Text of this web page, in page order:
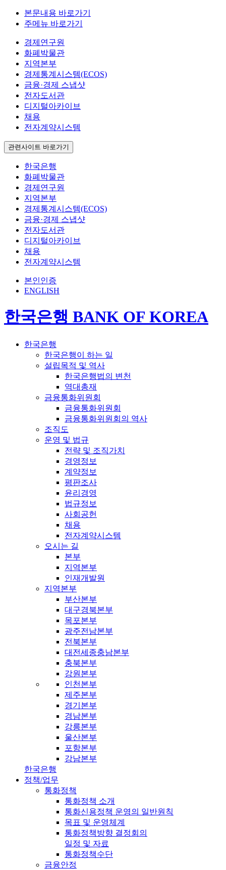
본문내용 바로가기
주메뉴 바로가기
경제연구원
화폐박물관
지역본부
경제통계시스템(ECOS)
금융·경제 스냅샷
전자도서관
디지털아카이브
채용
전자계약시스템
관련사이트 바로가기
한국은행
화폐박물관
경제연구원
지역본부
경제통계시스템(ECOS)
금융·경제 스냅샷
전자도서관
디지털아카이브
채용
전자계약시스템
본인인증
ENGLISH
한국은행 BANK OF KOREA
한국은행
한국은행이 하는 일
설립목적 및 역사
한국은행법의 변천
역대총재
금융통화위원회
금융통화위원회
금융통화위원회의 역사
조직도
운영 및 법규
전략 및 조직가치
경영정보
계약정보
평판조사
윤리경영
법규정보
사회공헌
채용
전자계약시스템
오시는 길
본부
지역본부
인재개발원
지역본부
부산본부
대구경북본부
목포본부
광주전남본부
전북본부
대전세종충남본부
충북본부
강원본부
인천본부
제주본부
경기본부
경남본부
강릉본부
울산본부
포항본부
강남본부
한국은행
정책/업무
통화정책
통화정책 소개
통화신용정책 운영의 일반원칙
목표 및 운영체계
통화정책방향 결정회의
일정 및 자료
통화정책수단
금융안정